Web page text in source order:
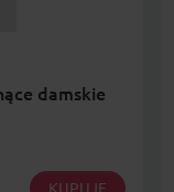
damskie
KUPUJĘ